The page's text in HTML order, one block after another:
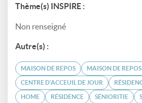
Thème(s) INSPIRE :
Non renseigné
Autre(s) :
MAISON DE REPOS MAISON DE REPOS
CENTRE D'ACCEUIL DE JOUR
HOME RÉSIDENCE SÉNIORITIE